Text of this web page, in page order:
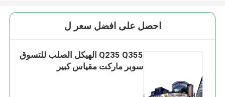
احصل على افضل سعر ل
Q235 Q355 الهيكل الصلب للتسوق
سوبر ماركت مقياس كبير